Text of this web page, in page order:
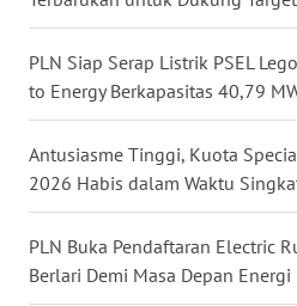
PLN Siap Serap Listrik PSEL
to Energy Berkapasitas 40,79
Antusiasme Tinggi, Kuota
2026 Habis dalam Waktu
PLN Buka Pendaftaran Electric
Berlari Demi Masa Depan Energi
WN
NUSANTARA
WN
JATIM